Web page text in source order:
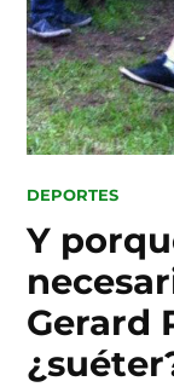
POSTED
DEPORTES
Y
Gerard